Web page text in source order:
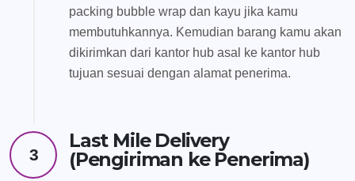
packing bubble wrap dan kayu jika kamu
membutuhkannya. Kemudian barang kamu akan
dikirimkan dari kantor hub asal ke kantor hub
tujuan sesuai dengan alamat penerima.
3
Last Mile Delivery
(Pengiriman ke Penerima)